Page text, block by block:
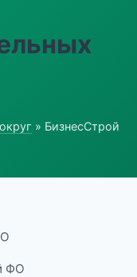
» БизнесСтрой
ФО